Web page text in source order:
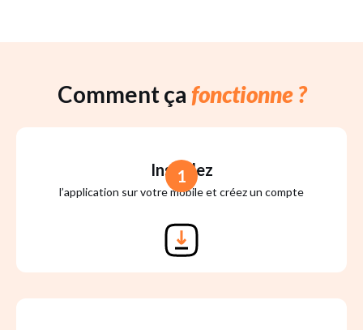
Comment ça fonctionne ?
Installez
l’application sur votre mobile et créez un compte
1